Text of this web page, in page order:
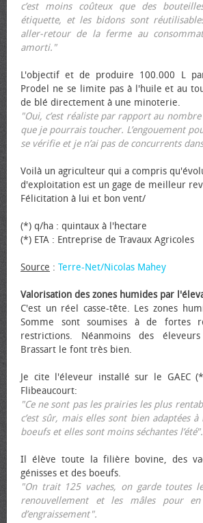
c’est moins coûteux que des
étiquette, et les bidons sont
aller-retour de la ferme au
amorti."
L'objectif et de produire 100.000 L
Prodel ne se limite pas à l'huile et au
de blé directement à une minoterie.
"Oui, c’est réaliste par rapport au
que je pourrais toucher. L’engouement
se vérifie et je n’ai pas de concurrents
Voilà un agriculteur qui a compris
d'exploitation est un gage de meilleur
Félicitation à lui et bon vent/
(*) q/ha : quintaux à l'hectare
(*) ETA : Entreprise de Travaux Agricoles
Source : Terre-Net/Nicolas Mahey
Valorisation des zones humides par
C'est un réel casse-tête. Les zones
Somme sont soumises à de fortes
restrictions. Néanmoins des
Brassart le font très bien.
Je cite l'éleveur installé sur le GAEC
Flibeaucourt:
"Ce ne sont pas les prairies les plus
c’est sûr, mais elles sont bien adaptées à
bœufs et elles sont moins séchantes l’été".
Il élève toute la filière bovine, des
génisses et des bœufs.
"On trait 125 vaches, on garde toutes
renouvellement et les mâles pour
d’engraissement".